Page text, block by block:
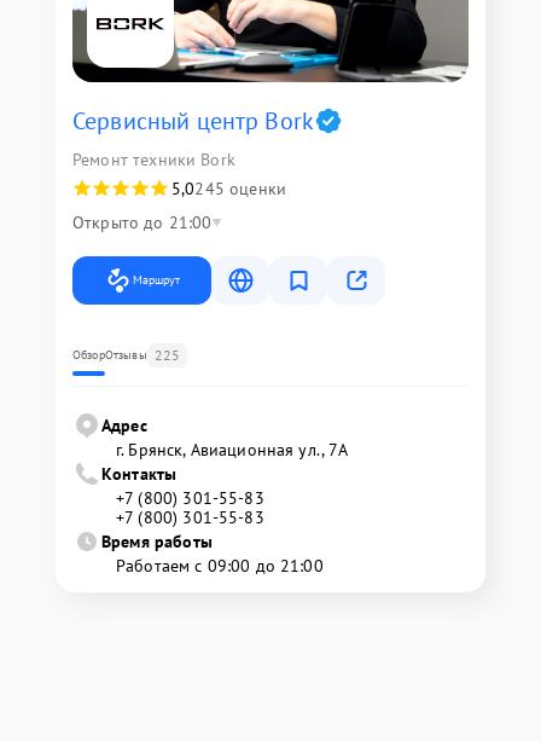
Сервисный центр Bork
Ремонт техники Bork
5,0245 оценки
Открыто до 21:00
Маршрут
ОбзорОтзывы 225
Адрес
г. Брянск, Авиационная ул., 7А
Контакты
+7 (800) 301-55-83
+7 (800) 301-55-83
Время работы
Работаем с 09:00 до 21:00